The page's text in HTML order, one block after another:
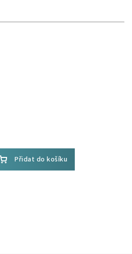
Přidat do košíku